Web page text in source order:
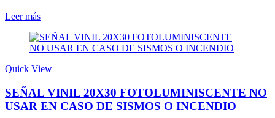
Leer más
Quick View
SEÑAL VINIL 20X30 FOTOLUMINISCENTE NO
USAR EN CASO DE SISMOS O INCENDIO